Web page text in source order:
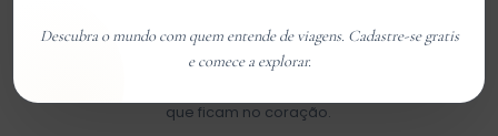
Sabe-Inn
Viaje pelo mundo com confiança. Hotéis, tours, restaurantes e
que ficam no coração.
Descubra o mundo com quem entende de viagens. Cadastre-se gratis
e comece a explorar.